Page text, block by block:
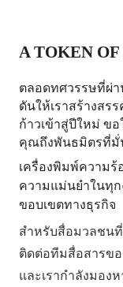
A TOKEN
ตลอดทศวรรษที่ผ่
ดันให้เราสร้างสร
ก้าวเข้าสู่ปีใหม่ ข
คุณถึงพันธมิตรที่มั่
เครื่องพิมพ์ความร้
ความแม่นยำในทุ
ขอบเขตทางธุรกิจ
สำหรับสื่อมวลชน
ติดต่อทีมสื่อสารขอ
และเรากำลังมอง